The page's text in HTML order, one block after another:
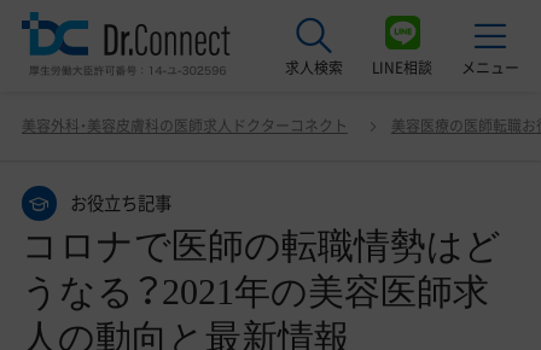
求人検索 LINE相談 メニュー
美容クリニック見学ご希望の方はこちら
サービス紹介
ドクターコネクトの強み
美容外科・美容皮膚科の医師求人ドクターコネクト 美容医療の医師転職
お役立ち記事
コロナで医師の転職情勢はど
うなる？2021年の美容医師求
人の動向と最新情報
コロナで医師の転職情勢はどうなる？2021年の美容医師
求人の動向と最新情報